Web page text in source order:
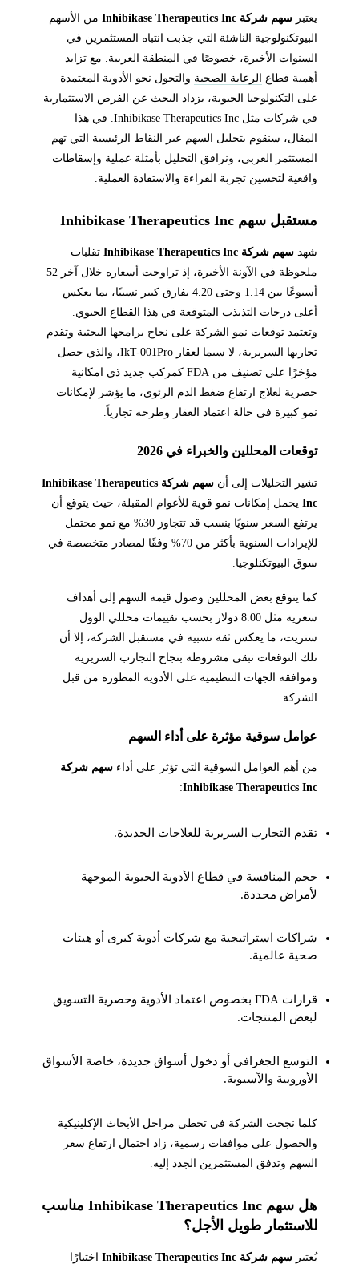
يعتبر سهم شركة Inhibikase Therapeutics Inc
من الأسهم
البيوتكنولوجية الناشئة التي جذبت انتباه المستثمرين في
السنوات الأخيرة، خصوصًا في المنطقة العربية. مع تزايد
أهمية قطاع الرعاية الصحيةوالتحول نحو الأدوية المعتمدة
على التكنولوجيا الحيوية، يزداد البحث عن الفرص الاستثمارية
في شركات مثل Inhibikase Therapeutics Inc. في هذا
المقال، سنقوم بتحليل السهم عبر النقاط الرئيسية التي تهم
المستثمر العربي، ونرافق التحليل بأمثلة عملية وإسقاطات
واقعية لتحسين تجربة القراءة والاستفادة العملية.
مستقبل سهم Inhibikase Therapeutics Inc
شهد سهم شركة Inhibikase Therapeutics Inc
تقلبات
ملحوظة في الآونة الأخيرة، إذ تراوحت أسعاره خلال آخر 52
أسبوعًا بين 1.14 وحتى 4.20 بفارق كبير نسبيًا، بما يعكس
أعلى درجات التذبذب المتوقعة في هذا القطاع الحيوي.
وتعتمد توقعات نمو الشركة على نجاح برامجها البحثية وتقدم
تجاربها السريرية، لا سيما لعقار IkT-001Pro، والذي حصل
مؤخرًا على تصنيف من FDA كمركب جديد ذي امكانية
حصرية لعلاج ارتفاع ضغط الدم الرئوي، ما يؤشر لإمكانات
نمو كبيرة في حالة اعتماد العقار وطرحه تجارياً.
توقعات المحللين والخبراء في 2026
تشير التحليلات إلى أن
سهم شركة Inhibikase Therapeutics
Incيحمل إمكانات نمو قوية للأعوام المقبلة، حيث يتوقع أن
يرتفع السعر سنويًا بنسب قد تتجاوز 30% مع نمو محتمل
للإيرادات السنوية بأكثر من 70% وفقًا لمصادر متخصصة في
سوق البيوتكنلوجيا.
كما يتوقع بعض المحللين وصول قيمة السهم إلى أهداف
سعرية مثل 8.00 دولار بحسب تقييمات محللي الوول
ستريت، ما يعكس ثقة نسبية في مستقبل الشركة، إلا أن
تلك التوقعات تبقى مشروطة بنجاح التجارب السريرية
وموافقة الجهات التنظيمية على الأدوية المطورة من قبل
الشركة.
عوامل سوقية مؤثرة على أداء السهم
من أهم العوامل السوقية التي تؤثر على أداء سهم شركة
Inhibikase Therapeutics Inc
:
تقدم التجارب السريرية للعلاجات الجديدة.
حجم المنافسة في قطاع الأدوية الحيوية الموجهة
لأمراض محددة.
شراكات استراتيجية مع شركات أدوية كبرى أو هيئات
صحية عالمية.
قرارات FDA بخصوص اعتماد الأدوية وحصرية التسويق
لبعض المنتجات.
التوسع الجغرافي أو دخول أسواق جديدة، خاصة الأسواق
الأوروبية والآسيوية.
كلما نجحت الشركة في تخطي مراحل الأبحاث الإكلينيكية
والحصول على موافقات رسمية، زاد احتمال ارتفاع سعر
السهم وتدفق المستثمرين الجدد إليه.
هل سهم Inhibikase Therapeutics Inc مناسب
للاستثمار طويل الأجل؟
يُعتبر سهم شركة Inhibikase Therapeutics Inc
اختيارًا